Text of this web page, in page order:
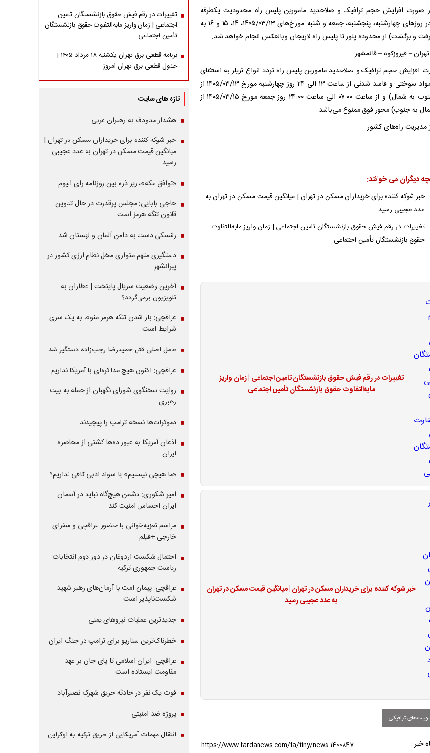
در صورت افزایش حجم ترافیک و صلاحدید مامورین پلیس راه محدودیت یکطرفه
مقطعی در روز‌های چهارشنبه، پنجشنبه، جمعه و شنبه مورخ‌های ۱۴۰۵/۰۳/۱۳، ۱۴، ۱۵ و ۱۶ به
و برگشت) از محدوده پلور تا پلیس راه لاریجان وبالعکس انجام خواهد شد.
افزایش حجم ترافیک و صلاحدید مامورین پلیس راه تردد انواع تریلر به استثنای
حاملین مواد سوختی و فاسد شدنی از ساعت ۱۳ الی ۲۴ روز چهارشنبه مورخ ۱۴۰۵/۰۳/۱۳ از
مسیر (جنوب به شمال) و از ساعت ۰۷:۰۰ الی ساعت ۲۴:۰۰ روز جمعه مورخ ۱۴۰۵/۰۳/۱۵ از
به جنوب) محور فوق ممنوع می‌باشد
مدیریت راه‌های کشور
دیگران می خوانند:
خبر شوکه کننده برای خریداران مسکن در تهران | میانگین قیمت مسکن در تهران به
عدد عجیبی رسید
تغییرات در رقم فیش حقوق بازنشستگان تامین اجتماعی | زمان واریز مابه‌التفاوت
حقوق بازنشستگان تأمین اجتماعی
تغییرات در رقم فیش حقوق بازنشستگان تامین اجتماعی | زمان واریز
مابه‌التفاوت حقوق بازنشستگان تأمین اجتماعی
خبر شوکه کننده برای خریداران مسکن در تهران | میانگین قیمت مسکن در تهران
به عدد عجیبی رسید
ترافیکی
خبر :
تغییرات در رقم فیش حقوق بازنشستگان تامین
اجتماعی | زمان واریز مابه‌التفاوت حقوق بازنشستگان
تأمین اجتماعی
برنامه قطعی برق تهران یکشنبه ۱۸ مرداد ۱۴۰۵ |
جدول قطعی برق تهران امروز
تازه های سایت
هشدار مدودف به رهبران غربی
خبر شوکه کننده برای خریداران مسکن در تهران |
میانگین قیمت مسکن در تهران به عدد عجیبی
رسید
«توافق مکه»، زیر ذره بین روزنامه رای الیوم
حاجی بابایی: مجلس پرقدرت در حال تدوین
قانون تنگه هرمز است
زلنسکی دست به دامن آلمان و لهستان شد
دستگیری متهم متواری مخل نظام ارزی کشور در
پیرانشهر
آخرین وضعیت سریال پایتخت | عطاران به
تلویزیون برمی‌گردد؟
عراقچی: باز شدن تنگه هرمز منوط به یک سری
شرایط است
عامل اصلی قتل حمیدرضا رجب‌زاده دستگیر شد
عراقچی: اکنون هیچ مذاکره‌ای با آمریکا نداریم
روایت سخنگوی شورای نگهبان از حمله به بیت
رهبری
دموکرات‌ها نسخه ترامپ را پیچیدند
اذعان آمریکا به عبور ده‌ها کشتی از محاصره
ایران
«ما هیچی نیستیم» یا سواد ادبی کافی نداریم؟
امیر شکوری: دشمن هیچ‌گاه نباید در آسمان
ایران احساس امنیت کند
مراسم تعزیه‌خوانی با حضور عراقچی و سفرای
خارجی +فیلم
احتمال شکست اردوغان در دور دوم انتخابات
ریاست جمهوری ترکیه
عراقچی: پیمان امت با آرمان‌های رهبر شهید
شکست‌ناپذیر است
جدیدترین عملیات نیروهای یمنی
خطرناک‌ترین سناریو برای ترامپ در جنگ ایران
عراقچی: ایران اسلامی تا پای جان بر عهد
مقاومت ایستاده است
فوت یک نفر در حادثه حریق شهرک نصیرآباد
پروژه ضد امنیتی
انتقال مهمات آمریکایی از طریق ترکیه به اوکراین